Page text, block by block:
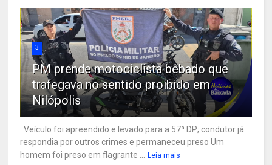
3
PM prende motociclista bêbado que
trafegava no sentido proibido em
Nilópolis
Veículo foi apreendido e levado para a 57ª DP; condutor já
respondia por outros crimes e permaneceu preso Um
homem foi preso em flagrante ...
Leia mais